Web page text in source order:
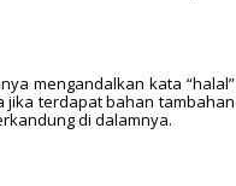
mengandalkan kata “halal”
jika terdapat bahan tambahan
di dalamnya.